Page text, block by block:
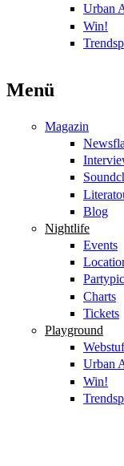
Urban
Win!
Menü
Magazin
Blog
Nightlife
Events
Charts
Tickets
Playground
Urban
Win!